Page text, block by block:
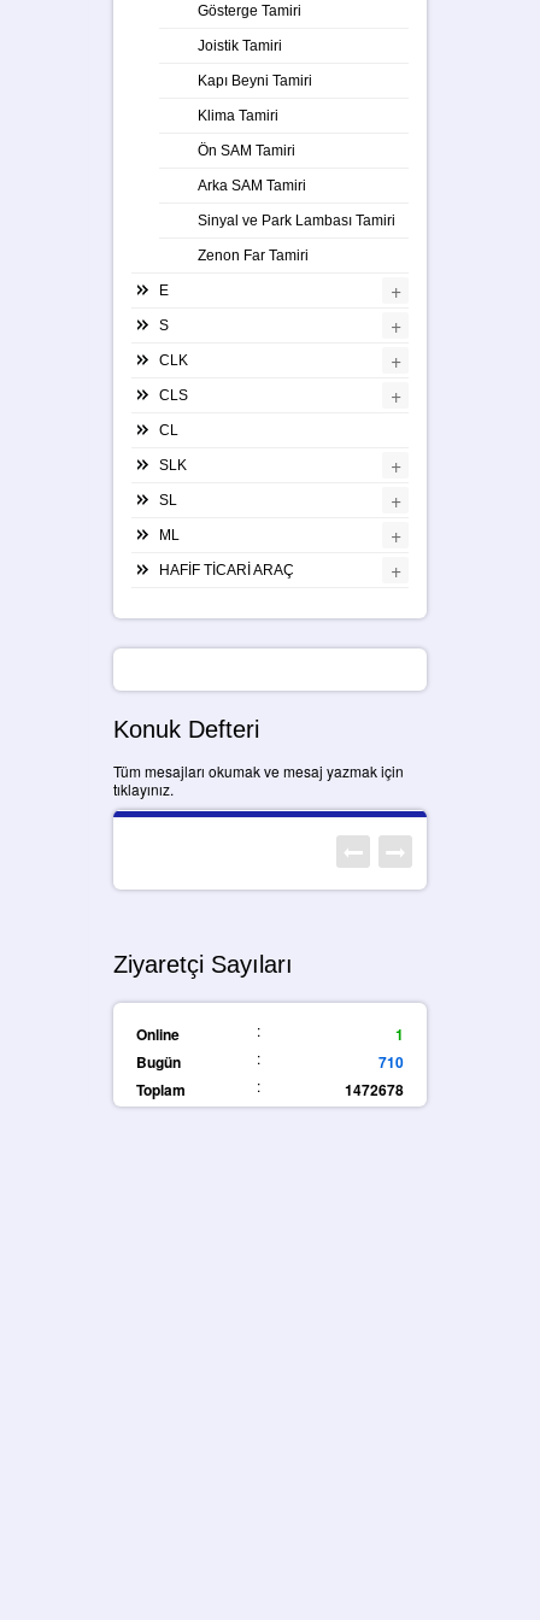
Gösterge Tamiri
Joistik Tamiri
Kapı Beyni Tamiri
Klima Tamiri
Ön SAM Tamiri
Arka SAM Tamiri
Sinyal ve Park Lambası Tamiri
Zenon Far Tamiri
E +
S +
CLK +
CLS +
CL
SLK +
SL +
ML +
HAFİF TİCARİ ARAÇ +
Konuk Defteri
Tüm mesajları okumak ve mesaj yazmak için
tıklayınız.
Ziyaretçi Sayıları
Online :
1
Bugün
:
710
Toplam
: 1472678